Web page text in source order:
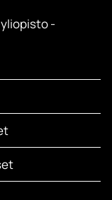
yliopisto -